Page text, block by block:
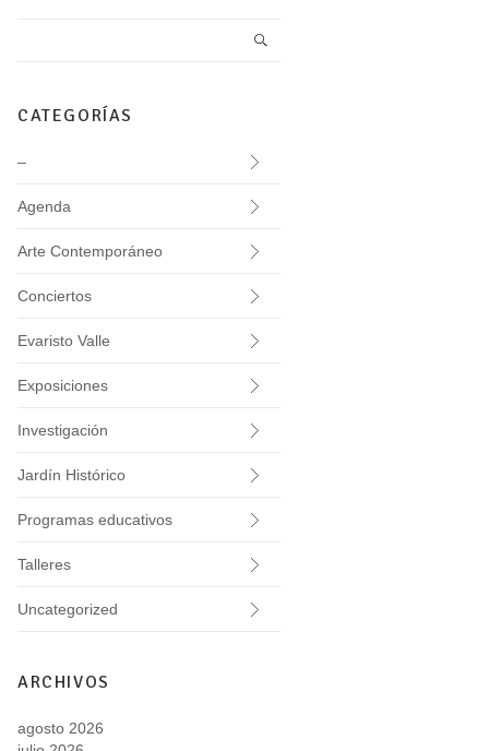
CATEGORÍAS
–
Agenda
Arte Contemporáneo
Conciertos
Evaristo Valle
Exposiciones
Investigación
Jardín Histórico
Programas educativos
Talleres
Uncategorized
ARCHIVOS
agosto 2026